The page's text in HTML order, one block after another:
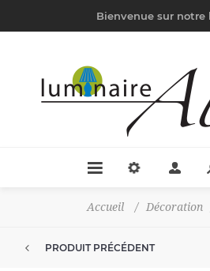
Bienvenue sur notre
Accueil / Décoration
PRODUIT PRÉCÉDENT